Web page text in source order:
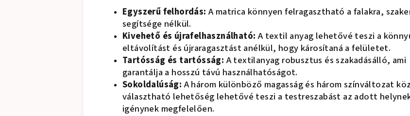
Egyszerű felhordás:A matrica könnyen felragasztható a falakra,
segítsége nélkül.
Kivehető és újrafelhasználható:A textil anyag lehetővé teszi a
eltávolítást és újraragasztást anélkül, hogy károsítaná a felületet.
Tartósság és tartósság:A textilanyag robusztus és szakadásálló, ami
garantálja a hosszú távú használhatóságot.
Sokoldalúság:A három különböző magasság és három színváltozat
választható lehetőség lehetővé teszi a testreszabást az adott
igénynek megfelelően.